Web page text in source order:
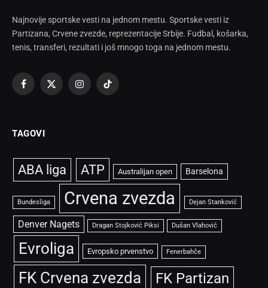
Najnovije sportske vesti na jednom mestu. Sportske vesti iz
Partizana, Crvene zvezde, reprezentacije Srbije. Fudbal, košarka,
tenis, transferi, rezultati i još mnogo toga na jednom mestu.
Facebook
X
InstagramTikTok
TAGOVI
ABA liga ATP Australijan open Barselona
Bundesliga Crvena zvezda Dejan Stanković
Denver Nagets Dragan Stojković Piksi Dušan Vlahović
Evroliga Evropsko prvenstvo Fenerbahče
FK Crvena zvezda FK Partizan